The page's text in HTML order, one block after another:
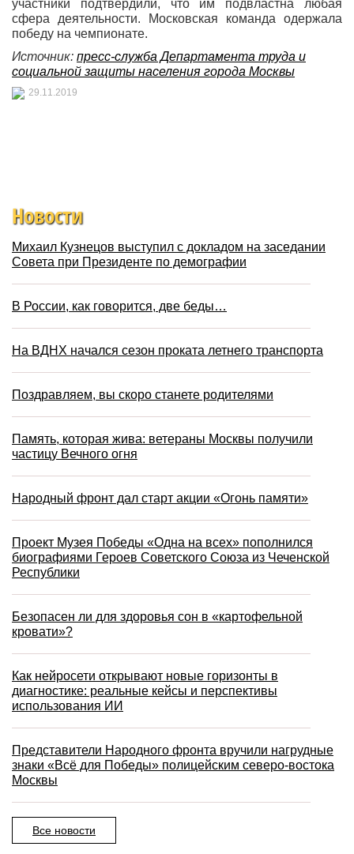
участники подтвердили, что им подвластна любая
сфера деятельности. Московская команда одержала
победу на чемпионате.
Источник: пресс-служба Департамента труда и
социальной защиты населения города Москвы
29.11.2019
Новости
Михаил Кузнецов выступил с докладом на заседании
Совета при Президенте по демографии
В России, как говорится, две беды…
На ВДНХ начался сезон проката летнего транспорта
Поздравляем, вы скоро станете родителями
Память, которая жива: ветераны Москвы получили
частицу Вечного огня
Народный фронт дал старт акции «Огонь памяти»
Проект Музея Победы «Одна на всех» пополнился
биографиями Героев Советского Союза из Чеченской
Республики
Безопасен ли для здоровья сон в «картофельной
кровати»?
Как нейросети открывают новые горизонты в
диагностике: реальные кейсы и перспективы
использования ИИ
Представители Народного фронта вручили нагрудные
знаки «Всё для Победы» полицейским северо-востока
Москвы
Все новости